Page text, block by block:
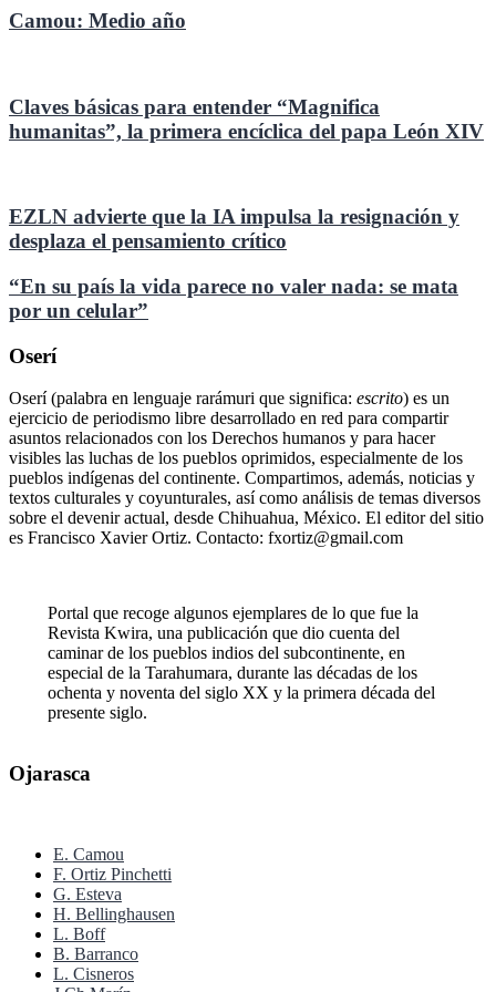
Camou: Medio año
Claves básicas para entender “Magnifica
humanitas”, la primera encíclica del papa León XIV
EZLN advierte que la IA impulsa la resignación y
desplaza el pensamiento crítico
“En su país la vida parece no valer nada: se mata
por un celular”
Oserí
Oserí (palabra en lenguaje rarámuri que significa: escrito) es un
ejercicio de periodismo libre desarrollado en red para compartir
asuntos relacionados con los Derechos humanos y para hacer
visibles las luchas de los pueblos oprimidos, especialmente de los
pueblos indígenas del continente. Compartimos, además, noticias y
textos culturales y coyunturales, así como análisis de temas diversos
sobre el devenir actual, desde Chihuahua, México. El editor del sitio
es Francisco Xavier Ortiz. Contacto: fxortiz@gmail.com
Portal que recoge algunos ejemplares de lo que fue la
Revista Kwira, una publicación que dio cuenta del
caminar de los pueblos indios del subcontinente, en
especial de la Tarahumara, durante las décadas de los
ochenta y noventa del siglo XX y la primera década del
presente siglo.
Ojarasca
E. Camou
F. Ortiz Pinchetti
G. Esteva
H. Bellinghausen
L. Boff
B. Barranco
L. Cisneros